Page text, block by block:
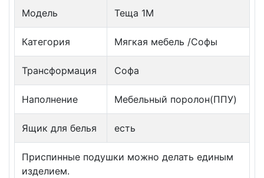
Модель Теща 1М
Категория Мягкая мебель /Софы
Трансформация Софа
Наполнение Мебельный поролон(ППУ)
Ящик для белья есть
Приспинные подушки можно делать единым
изделием.